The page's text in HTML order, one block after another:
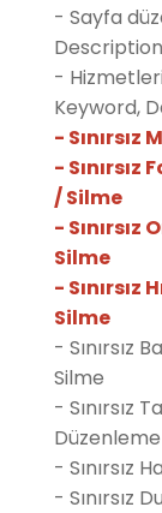
- Sayfa
-
Keyword,
-
-
/ Silme
-
Silme
- Sınırsız
Silme
- Sınırsız
Silme
- Sınırsız
- Sınırsız
- Sınırsız